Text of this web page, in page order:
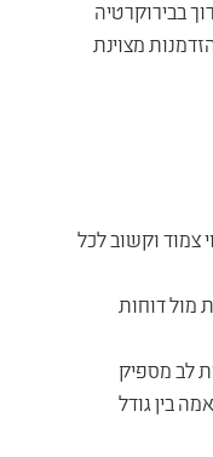
בבירוקרטיה
מצוינת
צמוד וקשוב לכל
מול דוחות
לב מספיק
בין גודל